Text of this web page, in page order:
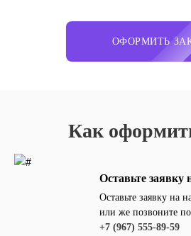
ОФОРМИТЬ
Как
Оставьте заявку
Оставьте заявку на
или же позвоните
‪+7 (967) 555-89-59